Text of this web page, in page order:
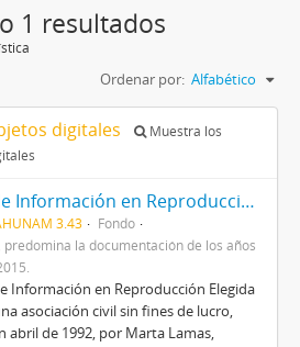
1 resultados
Ordenar por: Alfabético
digitales
Muestra los
Grupo de Información en Reproducción Elegida (GIRE)
3.43
Fondo
predomina la documentación de los años
Información en Reproducción Elegida
asociación civil sin fines de lucro,
abril de 1992, por Marta Lamas,